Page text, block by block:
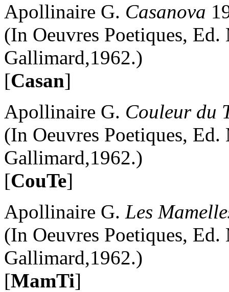
Apollinaire G. Casanova
(In Oeuvres Poetiques,
Gallimard,1962.)
[Casan]
Apollinaire G. Couleur du
(In Oeuvres Poetiques,
Gallimard,1962.)
[CouTe]
Apollinaire G. Les
(In Oeuvres Poetiques,
Gallimard,1962.)
[MamTi]